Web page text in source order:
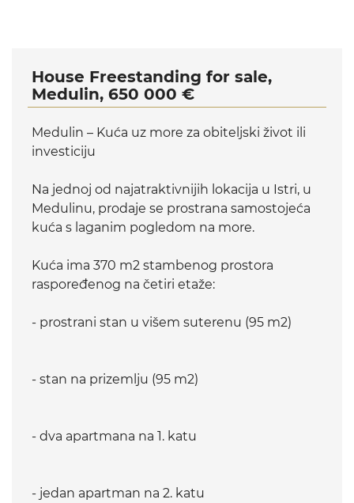
House Freestanding for sale,
Medulin, 650 000 €
Medulin – Kuća uz more za obiteljski život ili
investiciju
Na jednoj od najatraktivnijih lokacija u Istri, u
Medulinu, prodaje se prostrana samostojeća
kuća s laganim pogledom na more.
Kuća ima 370 m2 stambenog prostora
raspoređenog na četiri etaže:
- prostrani stan u višem suterenu (95 m2)
- stan na prizemlju (95 m2)
- dva apartmana na 1. katu
- jedan apartman na 2. katu